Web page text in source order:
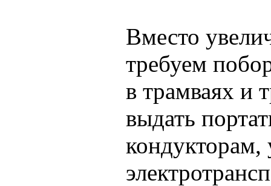
Вместо
требуем
в трамваях и
выдать
кондукторам,